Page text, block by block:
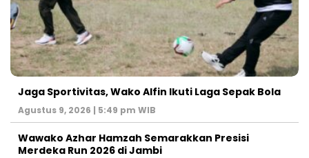
Jaga Sportivitas, Wako Alfin Ikuti Laga Sepak Bola
Agustus 9, 2026 | 5:49 pm WIB
Wawako Azhar Hamzah Semarakkan Presisi
Merdeka Run 2026 di Jambi